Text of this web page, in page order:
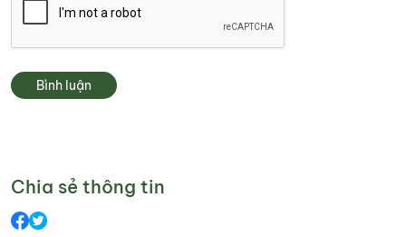
Bình luận
Chia sẻ thông tin